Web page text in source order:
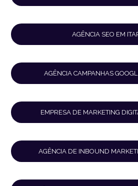
AGÊNCIA SEO EM
AGÊNCIA CAMPANHAS
EMPRESA DE MARKETING
AGÊNCIA DE INBOUND